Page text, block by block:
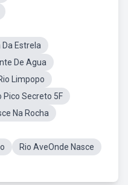
Estrela
De Agua
Limpopo
Pico Secreto 5F
Na Rocha
Rio AveOnde Nasce